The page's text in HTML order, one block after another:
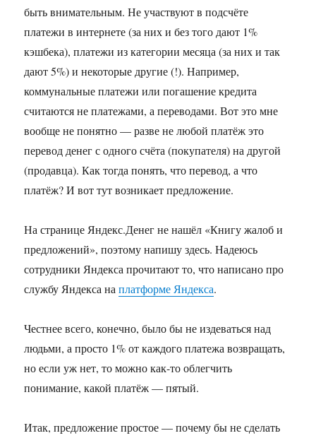
быть внимательным. Не участвуют в подсчёте
платежи в интернете (за них и без того дают 1%
кэшбека), платежи из категории месяца (за них и так
дают 5%) и некоторые другие (!). Например,
коммунальные платежи или погашение кредита
считаются не платежами, а переводами. Вот это мне
вообще не понятно — разве не любой платёж это
перевод денег с одного счёта (покупателя) на другой
(продавца). Как тогда понять, что перевод, а что
платёж? И вот тут возникает предложение.
На странице Яндекс.Денег не нашёл «Книгу жалоб и
предложений», поэтому напишу здесь. Надеюсь
сотрудники Яндекса прочитают то, что написано про
службу Яндекса наплатформе Яндекса.
Честнее всего, конечно, было бы не издеваться над
людьми, а просто 1% от каждого платежа возвращать,
но если уж нет, то можно как-то облегчить
понимание, какой платёж — пятый.
Итак, предложение простое — почему бы не сделать